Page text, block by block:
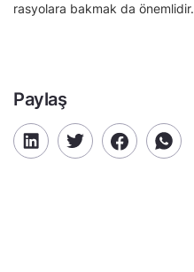
rasyolara bakmak da önemlidir.
Paylaş